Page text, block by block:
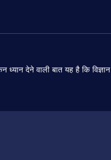
ध्यानदेनेवालीबातयहहैकिविज्ञान